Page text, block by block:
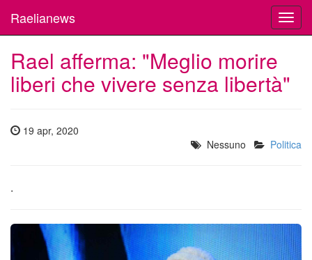
Raelianews
Rael afferma: "Meglio morire
liberi che vivere senza libertà"
19 apr, 2020
Nessuno
Politica
.